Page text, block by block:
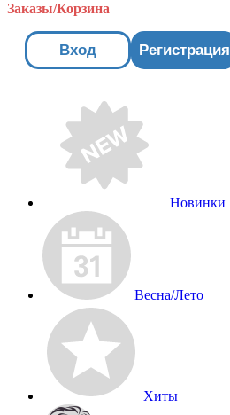
Заказы/Корзина
Вход Регистрация
Новинки
Весна/Лето
Хиты